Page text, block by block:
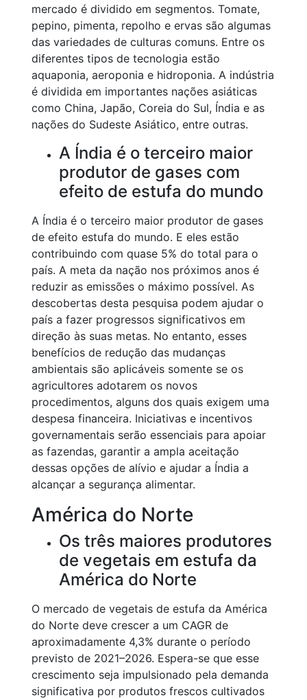
mercado é dividido em segmentos. Tomate,
pepino, pimenta, repolho e ervas são algumas
das variedades de culturas comuns. Entre os
diferentes tipos de tecnologia estão
aquaponia, aeroponia e hidroponia. A indústria
é dividida em importantes nações asiáticas
como China, Japão, Coreia do Sul, Índia e as
nações do Sudeste Asiático, entre outras.
A Índia é o terceiro maior
produtor de gases com
efeito de estufa do mundo
A Índia é o terceiro maior produtor de gases
de efeito estufa do mundo. E eles estão
contribuindo com quase 5% do total para o
país. A meta da nação nos próximos anos é
reduzir as emissões o máximo possível. As
descobertas desta pesquisa podem ajudar o
país a fazer progressos significativos em
direção às suas metas. No entanto, esses
benefícios de redução das mudanças
ambientais são aplicáveis somente se os
agricultores adotarem os novos
procedimentos, alguns dos quais exigem uma
despesa financeira. Iniciativas e incentivos
governamentais serão essenciais para apoiar
as fazendas, garantir a ampla aceitação
dessas opções de alívio e ajudar a Índia a
alcançar a segurança alimentar.
América do Norte
Os três maiores produtores
de vegetais em estufa da
América do Norte
O mercado de vegetais de estufa da América
do Norte deve crescer a um CAGR de
aproximadamente 4,3% durante o período
previsto de 2021–2026. Espera-se que esse
crescimento seja impulsionado pela demanda
significativa por produtos frescos cultivados